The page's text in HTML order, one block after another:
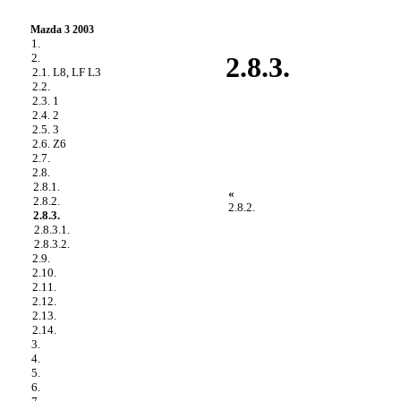
Mazda 3 2003
1.
2.
2.1. L8, LF L3
2.2.
2.3. 1
2.4. 2
2.5. 3
2.6. Z6
2.7.
2.8.
2.8.1.
2.8.2.
2.8.3.
2.8.3.1.
2.8.3.2.
2.9.
2.10.
2.11.
2.12.
2.13.
2.14.
3.
4.
5.
6.
2.8.3.
«
2.8.2.